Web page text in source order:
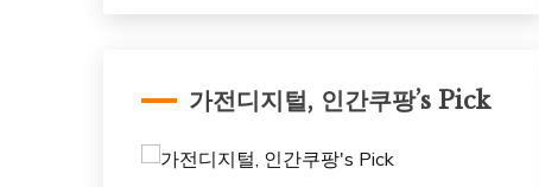
가전디지털, 인간쿠팡’s Pick